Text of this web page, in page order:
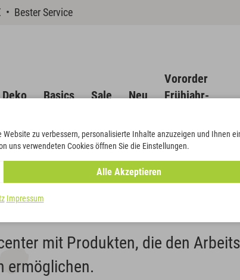
Bester Service
Deko Basics Sale Neu
Vororder
Frühjahr-
mit Produkten, die den
ermöglichen.
zu verbessern, personalisierte Inhalte anzuzeigen und Ihnen
uns verwendeten Cookies öffnen Sie die Einstellungen.
Alle Akzeptieren
Impressum